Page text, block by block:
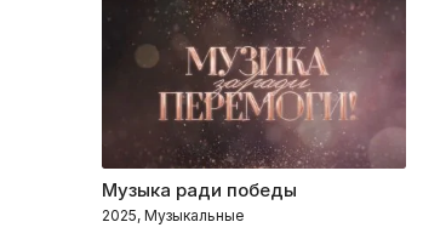
Музыка ради победы
2025, Музыкальные